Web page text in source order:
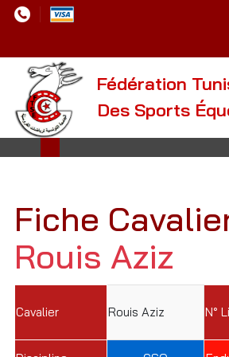
Fédération
Des Sports
Fiche
Rouis Aziz
Cavalier Rouis Aziz N°